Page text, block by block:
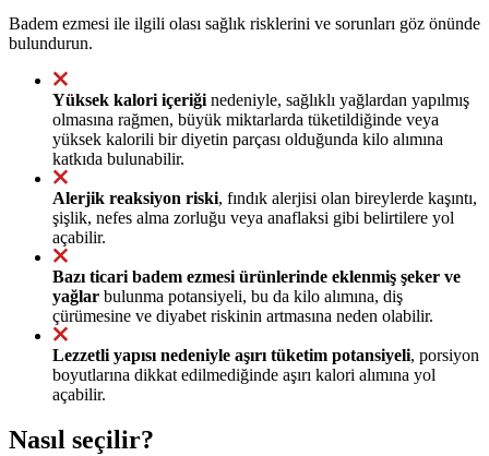
Badem ezmesi ile ilgili olası sağlık risklerini ve sorunları göz önünde
bulundurun.
Yüksek kalori içeriği nedeniyle, sağlıklı yağlardan yapılmış
olmasına rağmen, büyük miktarlarda tüketildiğinde veya
yüksek kalorili bir diyetin parçası olduğunda kilo alımına
katkıda bulunabilir.
Alerjik reaksiyon riski, fındık alerjisi olan bireylerde kaşıntı,
şişlik, nefes alma zorluğu veya anaflaksi gibi belirtilere yol
açabilir.
Bazı ticari badem ezmesi ürünlerinde eklenmiş şeker ve
yağlar bulunma potansiyeli, bu da kilo alımına, diş
çürümesine ve diyabet riskinin artmasına neden olabilir.
Lezzetli yapısı nedeniyle aşırı tüketim potansiyeli, porsiyon
boyutlarına dikkat edilmediğinde aşırı kalori alımına yol
açabilir.
Nasıl seçilir?